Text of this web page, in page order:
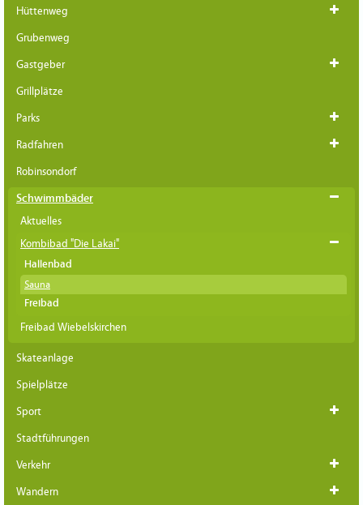
Hüttenweg
Grubenweg
Gastgeber
Grillplätze
Parks
Radfahren
Robinsondorf
Schwimmbäder
Aktuelles
Kombibad "Die Lakai"
Hallenbad
Sauna
Freibad
Freibad Wiebelskirchen
Skateanlage
Spielplätze
Sport
Stadtführungen
Verkehr
Wandern